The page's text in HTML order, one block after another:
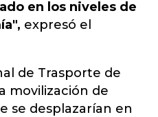
en los niveles de
expresó el
de Trasporte de
movilización de
se desplazarían en